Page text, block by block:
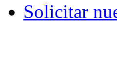
Solicitar